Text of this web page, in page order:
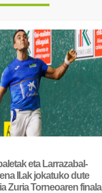
eta Larrazabal-
II.ak jokatuko dute
Zuria Torneoaren finala